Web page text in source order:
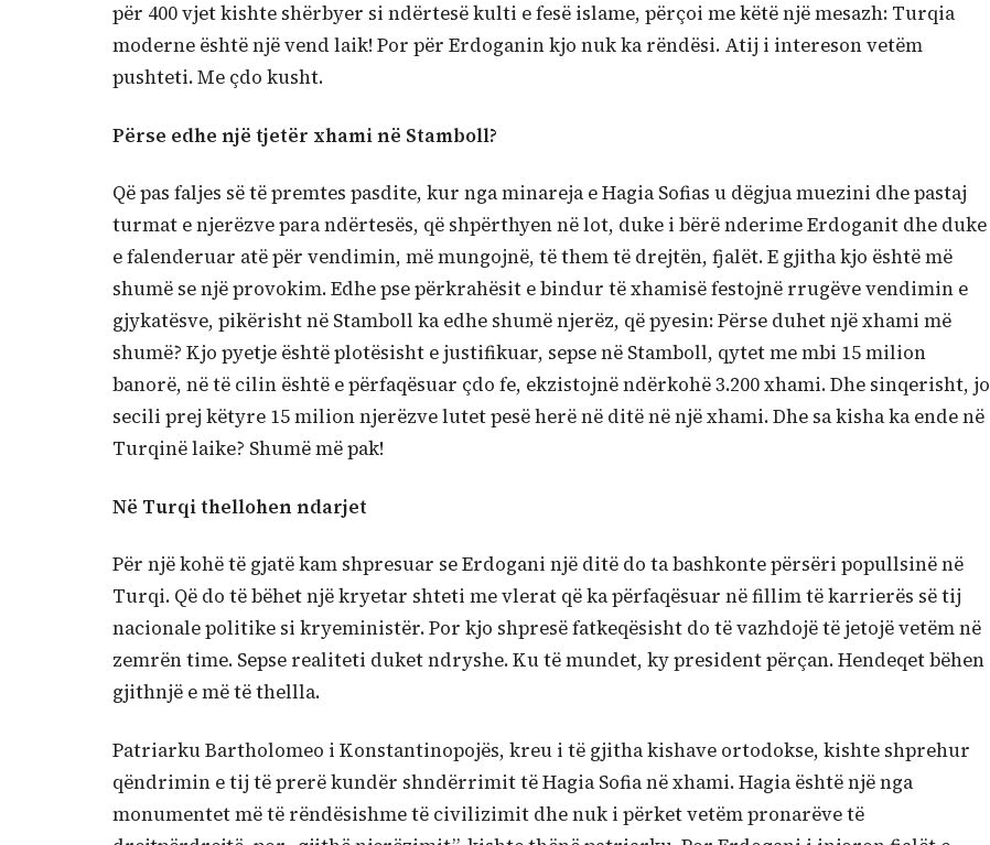
për 400 vjet kishte shërbyer si ndërtesë kulti e fesë islame, përçoi me këtë një mesazh: Turqia
moderne është një vend laik! Por për Erdoganin kjo nuk ka rëndësi. Atij i intereson vetëm
pushteti. Me çdo kusht.
Përse edhe një tjetër xhami në Stamboll?
Që pas faljes së të premtes pasdite, kur nga minareja e Hagia Sofias u dëgjua muezini dhe pastaj
turmat e njerëzve para ndërtesës, që shpërthyen në lot, duke i bërë nderime Erdoganit dhe duke
e falenderuar atë për vendimin, më mungojnë, të them të drejtën, fjalët. E gjitha kjo është më
shumë se një provokim. Edhe pse përkrahësit e bindur të xhamisë festojnë rrugëve vendimin e
gjykatësve, pikërisht në Stamboll ka edhe shumë njerëz, që pyesin: Përse duhet një xhami më
shumë? Kjo pyetje është plotësisht e justifikuar, sepse në Stamboll, qytet me mbi 15 milion
banorë, në të cilin është e përfaqësuar çdo fe, ekzistojnë ndërkohë 3.200 xhami. Dhe sinqerisht, jo
secili prej këtyre 15 milion njerëzve lutet pesë herë në ditë në një xhami. Dhe sa kisha ka ende në
Turqinë laike? Shumë më pak!
Në Turqi thellohen ndarjet
Për një kohë të gjatë kam shpresuar se Erdogani një ditë do ta bashkonte përsëri popullsinë në
Turqi. Që do të bëhet një kryetar shteti me vlerat që ka përfaqësuar në fillim të karrierës së tij
nacionale politike si kryeministër. Por kjo shpresë fatkeqësisht do të vazhdojë të jetojë vetëm në
zemrën time. Sepse realiteti duket ndryshe. Ku të mundet, ky president përçan. Hendeqet bëhen
gjithnjë e më të thellla.
Patriarku Bartholomeo i Konstantinopojës, kreu i të gjitha kishave ortodokse, kishte shprehur
qëndrimin e tij të prerë kundër shndërrimit të Hagia Sofia në xhami. Hagia është një nga
monumentet më të rëndësishme të civilizimit dhe nuk i përket vetëm pronarëve të